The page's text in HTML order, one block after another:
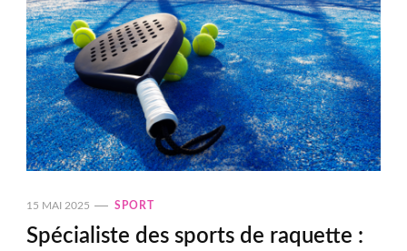
15 MAI 2025 SPORT
Spécialiste des sports de raquette :